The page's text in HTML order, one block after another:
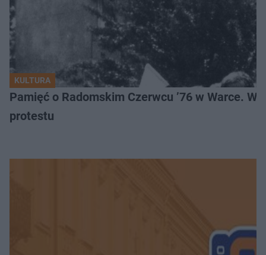
KULTURA
Pamięć o Radomskim Czerwcu ’76 w Warce.
protestu